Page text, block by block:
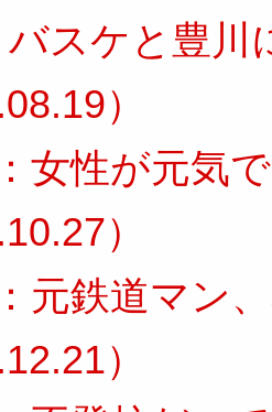
バスケと豊川
）
女性が元気
）
元鉄道マン
）